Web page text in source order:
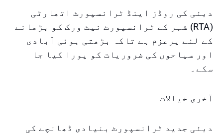
دبئی کی روڈز اینڈ ٹرانسپورٹ اتھارٹی
(RTA) شہر کے ٹرانسپورٹ نیٹ ورک کو بڑھانے
کے لئے پرعزم ہے تاکہ بڑھتی ہوئی آبادی
اور سیاحوں کی ضروریات کو پورا کیا جا
سکے۔
آخری خیالات
دبئی جدید ٹرانسپورٹ بنیادی ڈھانچے کی